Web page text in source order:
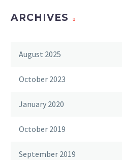
ARCHIVES
August 2025
October 2023
January 2020
October 2019
September 2019